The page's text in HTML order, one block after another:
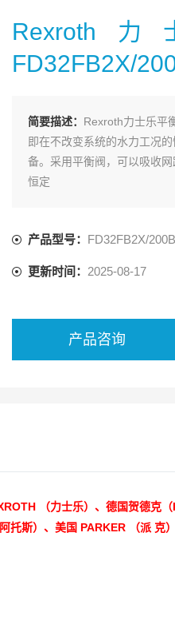
Rexroth
FD32FB2X/
简要描述： Rexroth力士乐平
即在不改变系统的水力工况
备。采用平衡阀，可以吸收
恒定
产品型号： FD32FB2X/200B06V
更新时间： 2025-08-17
产品咨询
（力士乐）、德国贺德克
斯）、美国 PARKER （派 克